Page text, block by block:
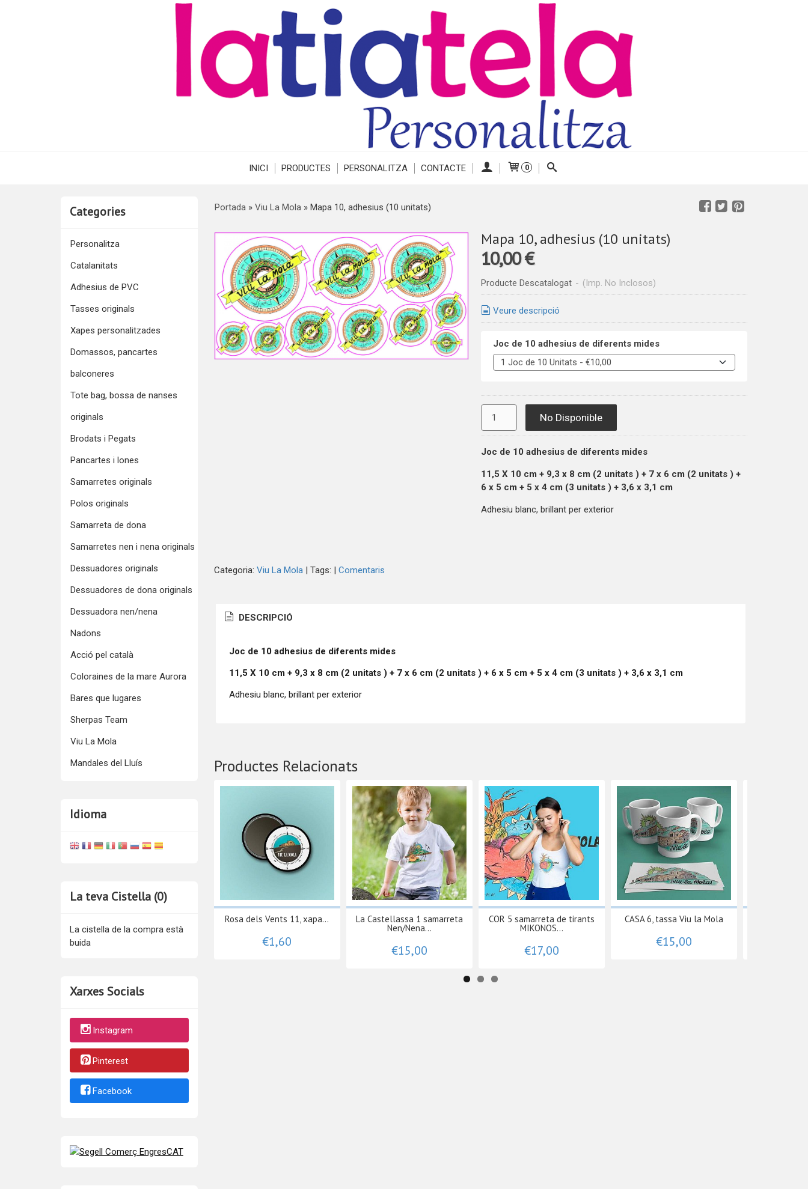
INICI PRODUCTES PERSONALITZA CONTACTE 0
Categories
Personalitza
Catalanitats
Adhesius de PVC
Tasses originals
Xapes personalitzades
Domassos, pancartes
balconeres
Tote bag, bossa de nanses
originals
Brodats i Pegats
Pancartes i lones
Samarretes originals
Polos originals
Samarreta de dona
Samarretes nen i nena originals
Dessuadores originals
Dessuadores de dona originals
Dessuadora nen/nena
Nadons
Acció pel català
Coloraines de la mare Aurora
Bares que lugares
Sherpas Team
Viu La Mola
Mandales del Lluís
Idioma
La teva Cistella (0)
La cistella de la compra està
buida
Xarxes Socials
Instagram
Pinterest
Facebook
Portada» Viu La Mola» Mapa 10, adhesius (10 unitats)
Mapa 10, adhesius (10 unitats)
10,00 €
Producte Descatalogat - (Imp. No Inclosos)
Veure descripció
Joc de 10 adhesius de diferents mides
No Disponible
Joc de 10 adhesius de diferents mides
11,5 X 10 cm + 9,3 x 8 cm (2 unitats ) + 7 x 6 cm (2 unitats ) +
6 x 5 cm + 5 x 4 cm (3 unitats ) + 3,6 x 3,1 cm
Adhesiu blanc, brillant per exterior
Categoria: Viu La Mola| Tags: | Comentaris
DESCRIPCIÓ
Joc de 10 adhesius de diferents mides
11,5 X 10 cm + 9,3 x 8 cm (2 unitats) + 7 x 6 cm (2 unitats) + 6 x 5 cm + 5 x 4 cm (3 unitats) + 3,6 x 3,1 cm
Adhesiu blanc, brillant per exterior
Productes Relacionats
Rosa dels Vents 11, xapa...
€1,60
La Castellassa 1 samarreta
Nen/Nena...
€15,00
COR 5 samarreta de tirants
MIKONOS...
€17,00
CASA 6, tassa Viu la Mola
€15,00